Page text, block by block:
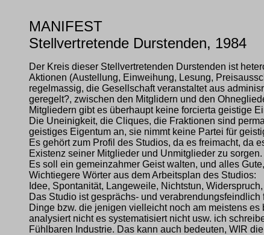
MANIFEST
Stellvertretende Durstenden, 1984
Der Kreis dieser Stellvertretenden Durstenden ist
Aktionen (Austellung, Einweihung, Lesung,
regelmassig, die Gesellschaft veranstaltet aus
geregelt?, zwischen den Mitglidern und den
Mitgliedern gibt es überhaupt keine forcierta geistige
Die Uneinigkeit, die Cliques, die Fraktionen sind
geistiges Eigentum an, sie nimmt keine Partei für
Es gehört zum Profil des Studios, da es freimacht, da
Existenz seiner Mitglieder und Unmitglieder zu sorgen.
Es soll ein gemeinzahmer Geist walten, und alles
Wichtiegere Wörter aus dem Arbeitsplan des Studios:
Idee, Spontanität, Langeweile, Nichtstun,
Das Studio ist gesprächs- und
Dinge bzw. die jenigen vielleicht noch am meistens
analysiert nicht es systematisiert nicht usw. ich
Fühlbaren Industrie. Das kann auch bedeuten, WIR